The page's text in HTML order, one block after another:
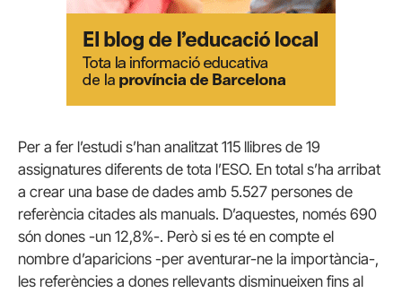
Per a fer l’estudi s’han analitzat 115 llibres de 19
assignatures diferents de tota l’ESO. En total s’ha arribat
a crear una base de dades amb 5.527 persones de
referència citades als manuals. D’aquestes, només 690
són dones -un 12,8%-. Però si es té en compte el
nombre d’aparicions -per aventurar-ne la importància-,
les referències a dones rellevants disminueixen fins al